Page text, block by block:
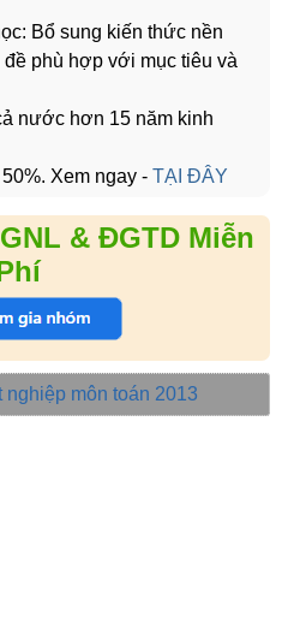
Bổ sung kiến thức nền
phù hợp với mục tiêu và
nước hơn 15 năm kinh
Xem ngay - TẠI ĐÂY
& ĐGTD Miễn
nghiệp môn toán 2013